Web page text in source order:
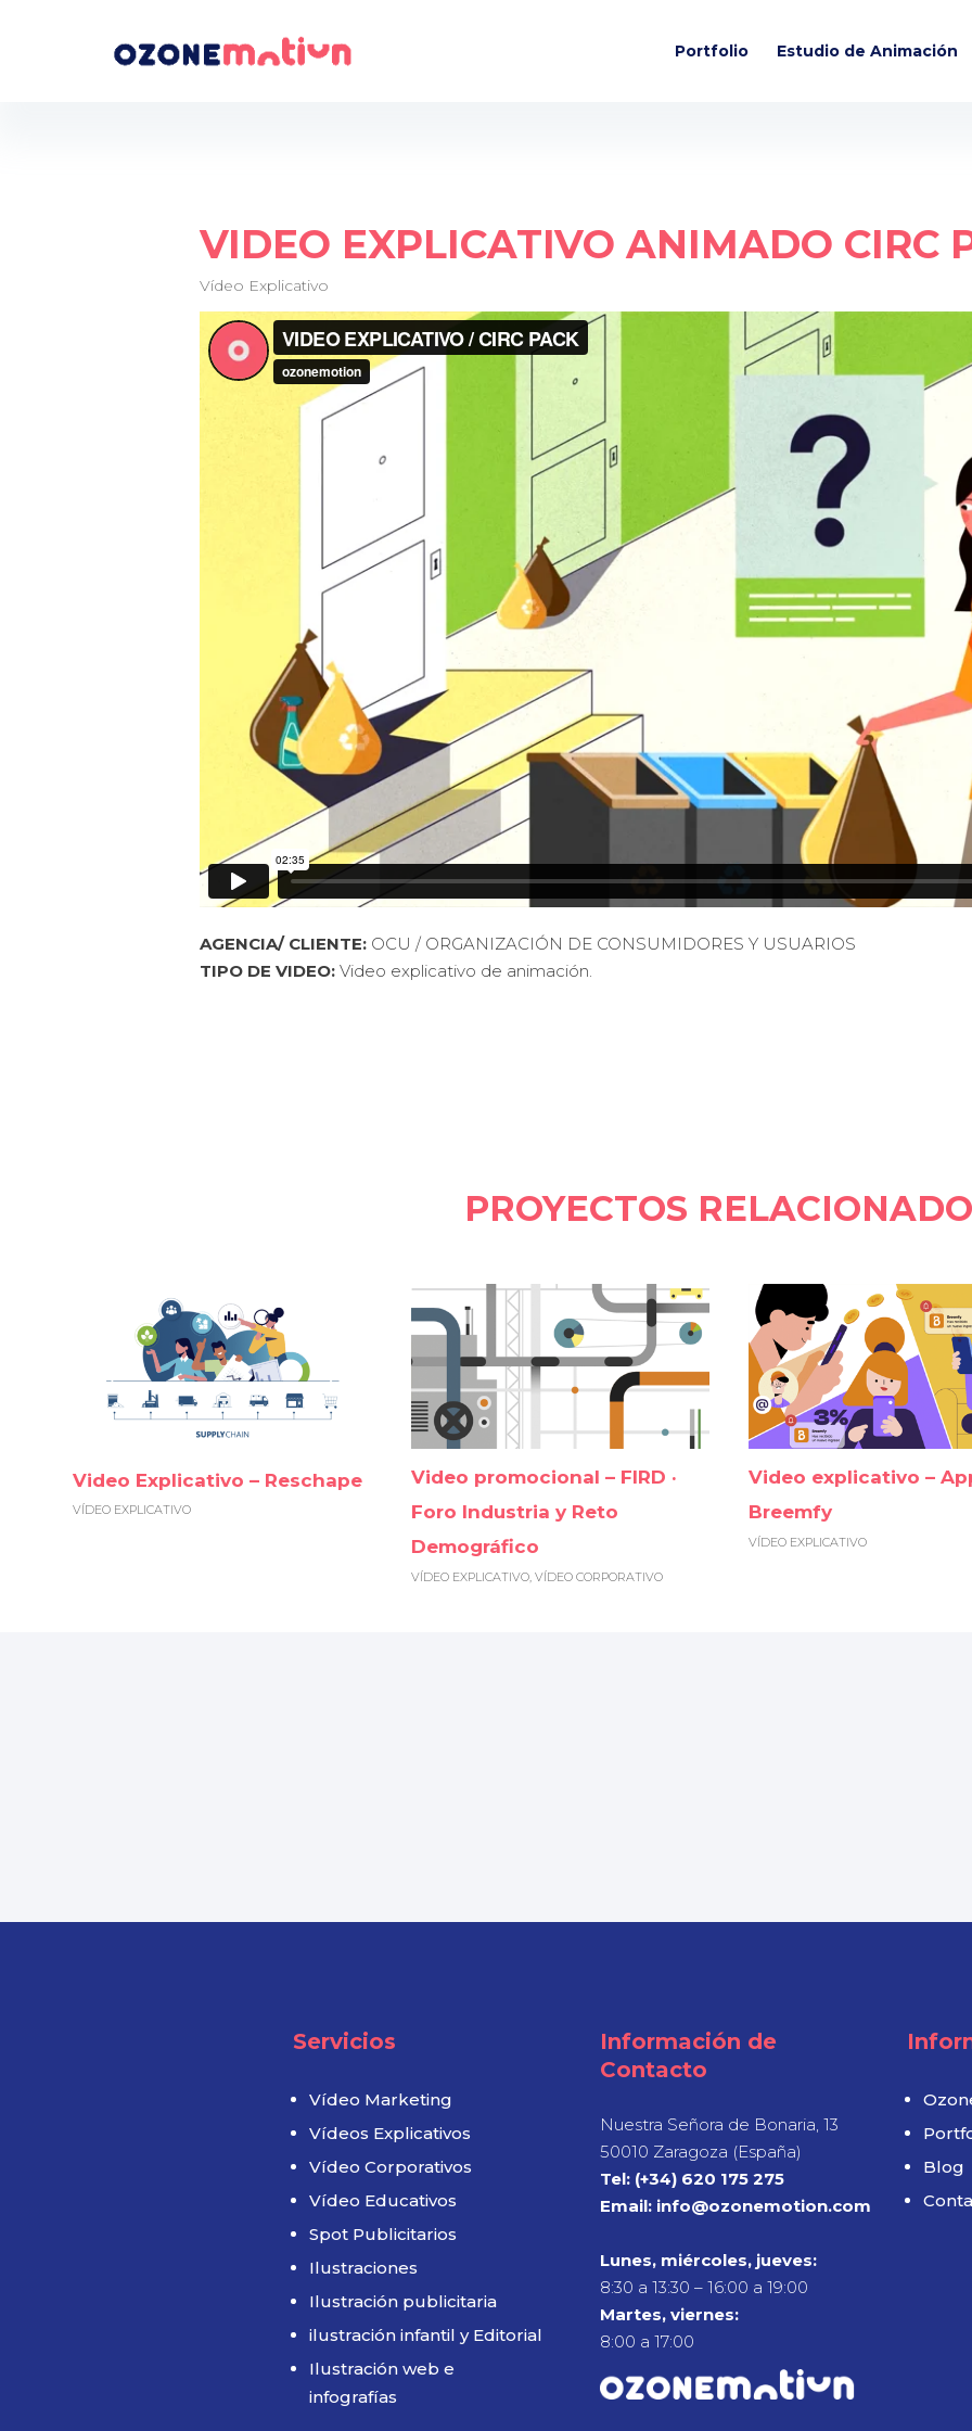
Portfolio Estudio de Animación
VIDEO EXPLICATIVO ANIMADO CIRC
Vídeo Explicativo
AGENCIA/ CLIENTE: OCU / ORGANIZACIÓN DE CONSUMIDORES Y USUARIOS
TIPO DE VIDEO: Video explicativo de animación.
PROYECTOS
Video Explicativo – Reschape
VÍDEO EXPLICATIVO
Video promocional – FIRD ·
Foro Industria y Reto
Demográfico
VÍDEO EXPLICATIVO, VÍDEO CORPORATIVO
Video explicativo –
Breemfy
VÍDEO EXPLICATIVO
Servicios
Vídeo Marketing
Vídeos Explicativos
Vídeo Corporativos
Vídeo Educativos
Spot Publicitarios
Ilustraciones
Ilustración publicitaria
ilustración infantil y Editorial
Ilustración web e
infografías
Información de
Contacto
Nuestra Señora de Bonaria, 13
50010 Zaragoza (España)
Tel: (+34) 620 175 275
Email: info@ozonemotion.com
Lunes, miércoles, jueves:
8:30 a 13:30 – 16:00 a 19:00
Martes, viernes:
8:00 a 17:00
Blog